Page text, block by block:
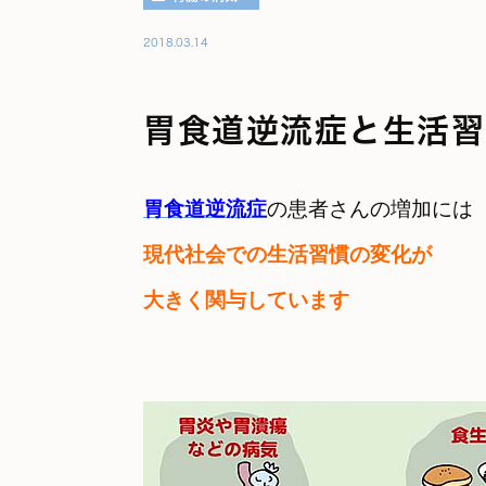
2018.03.14
胃食道逆流症と生活
胃食道逆流症の患者さんの増加には
現代社会での生活習慣の変化が
大きく関与しています